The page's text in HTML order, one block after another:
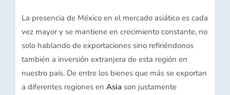
La presencia de México en el mercado asiático es cada
vez mayor y se mantiene en crecimiento constante, no
solo hablando de exportaciones sino refiriéndonos
también a inversión extranjera de esta región en
nuestro país. De entre los bienes que más se exportan
a diferentes regiones enAsia son justamente